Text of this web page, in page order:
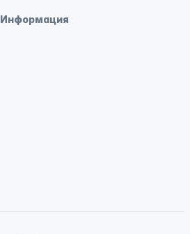
Информация